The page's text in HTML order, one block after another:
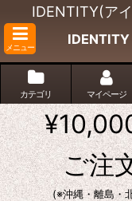
IDENTITY(ア
メニュー
カテゴリ マイページ
ご注
(※沖縄・離島・